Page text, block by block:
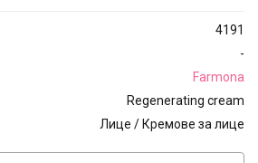
4191
-
Farmona
Regenerating cream
Лице / Кремове за лице